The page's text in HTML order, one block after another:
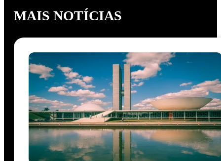
MAIS NOTÍCIAS